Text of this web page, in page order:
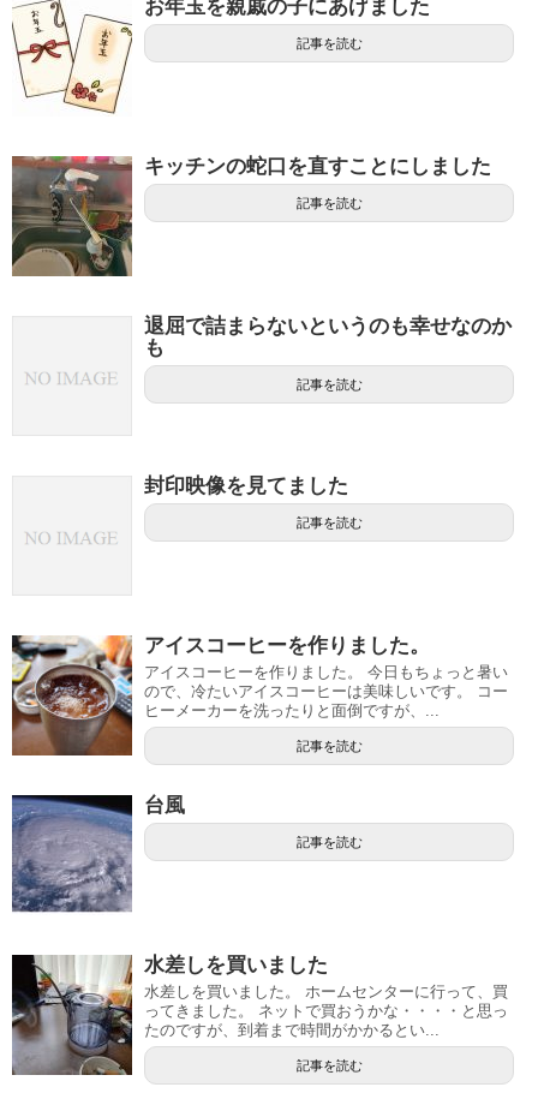
お年玉を親戚の子にあげました
記事を読む
キッチンの蛇口を直すことにしました
記事を読む
退屈で詰まらないというのも幸せなのか
も
記事を読む
封印映像を見てました
記事を読む
アイスコーヒーを作りました。
アイスコーヒーを作りました。 今日もちょっと暑い
ので、冷たいアイスコーヒーは美味しいです。 コー
ヒーメーカーを洗ったりと面倒ですが、...
記事を読む
台風
記事を読む
水差しを買いました
水差しを買いました。 ホームセンターに行って、買
ってきました。 ネットで買おうかな・・・・と思っ
たのですが、到着まで時間がかかるとい...
記事を読む